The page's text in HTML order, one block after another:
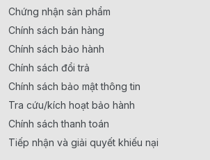
Chứng nhận sản phẩm
Chính sách bán hàng
Chính sách bảo hành
Chính sách đổi trả
Chính sách bảo mật thông tin
Tra cứu/kích hoạt bảo hành
Chính sách thanh toán
Tiếp nhận và giải quyết khiếu nại